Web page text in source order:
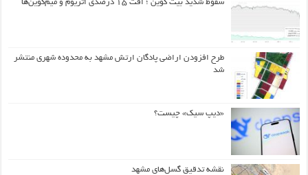
سقوط شدید بیت کوین ؛ افت ۱۵ درصدی اتریوم و میم‌کوین‌ها
طرح افزودن اراضی پادگان ارتش مشهد به محدوده شهری منتشر
شد
«دیپ سیک» چیست؟
نقشه تدقیق گسل‌های مشهد